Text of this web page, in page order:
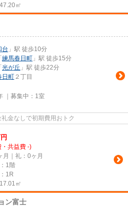
㎡
台 」駅 徒歩10分
練馬春日町 」駅 徒歩15分
光が丘 」駅 徒歩22分
日町 ２丁目
｜募集中： 1室
金なしで初期費用おトク
円
・共益費 -)
月｜礼：0ヶ月
1階
1R
㎡
ン富士